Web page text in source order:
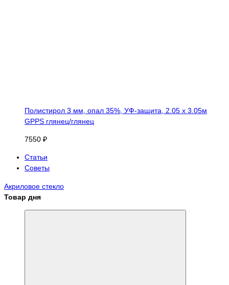
Полистирол 3 мм, опал 35%, УФ-защита, 2.05 х 3.05м
GPPS глянец/глянец
7550 ₽
Статьи
Советы
Акриловое стекло
Товар дня